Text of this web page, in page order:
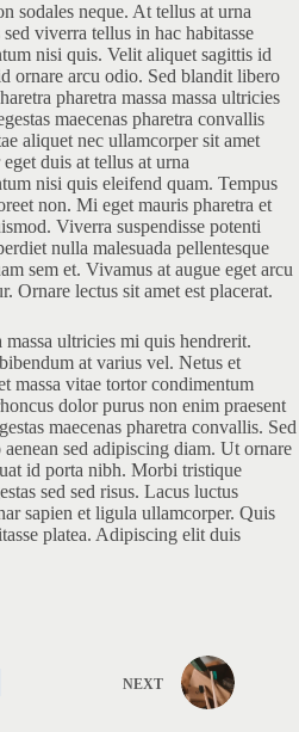
sodales neque. At tellus at urna
viverra tellus in hac habitasse
nisi quis. Velit aliquet sagittis id
ornare arcu odio. Sed blandit libero
pharetra massa massa ultricies
maecenas pharetra convallis
aliquet nec ullamcorper sit amet
duis at tellus at urna
nisi quis eleifend quam. Tempus
non. Mi eget mauris pharetra et
Viverra suspendisse potenti
nulla malesuada pellentesque
sem et. Vivamus at augue eget arcu
Ornare lectus sit amet est placerat.
massa ultricies mi quis hendrerit.
at varius vel. Netus et
massa vitae tortor condimentum
dolor purus non enim praesent
maecenas pharetra convallis. Sed
sed adipiscing diam. Ut ornare
id porta nibh. Morbi tristique
sed sed risus. Lacus luctus
sapien et ligula ullamcorper. Quis
platea. Adipiscing elit duis
NEXT